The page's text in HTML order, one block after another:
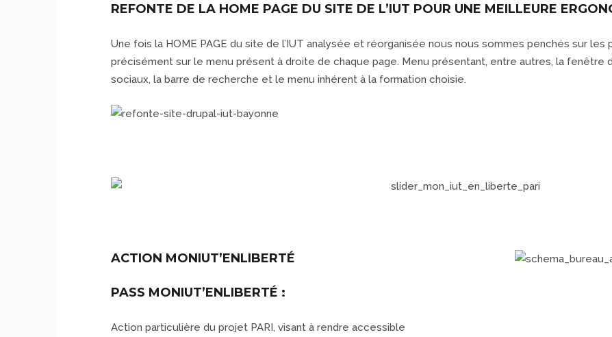
REFONTE DE LA HOME PAGE DU SITE DE L’IUT POUR UNE MEILLEURE
Une fois la HOME PAGE du site de l’IUT analysée et réorganisée nous nous sommes penchés sur
précisément sur le menu présent à droite de chaque page. Menu présentant, entre autres, la fenêtre
sociaux, la barre de recherche et le menu inhérent à la formation choisie.
ACTION MONIUT’ENLIBERTÉ
PASS MONIUT’ENLIBERTÉ :
Action particulière du projet PARI, visant à rendre accessible